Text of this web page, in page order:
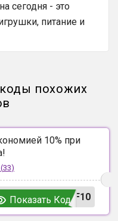
сегодня - это
питание и
похожих
10% при
(33)
F10
Показать Код